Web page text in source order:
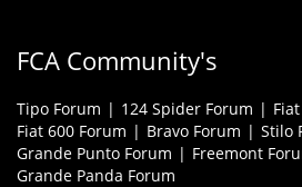
FCA Community's
Tipo Forum 124 Spider Forum
Fiat 600 Forum
Bravo Forum
Stilo
Grande Punto Forum
Freemont
Grande Panda Forum